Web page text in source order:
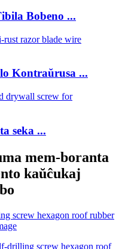
Bobeno ...
Kontraŭrusa ...
seka ...
mem-boranta
kaŭĉukaj